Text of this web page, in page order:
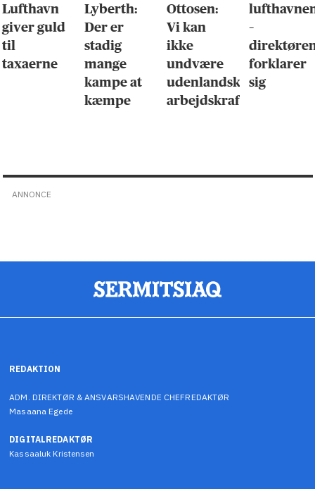
Lufthavn
giver guld
til
taxaerne
Lyberth:
Der er
stadig
mange
kampe at
kæmpe
Ottosen:
Vi kan
ikke
undvære
udenlandsk
arbejdskraft
–
forklarer
sig
ANNONCE
REDAKTION
ADM. DIREKTØR & ANSVARSHAVENDE CHEFREDAKTØR
Masaana Egede
DIGITALREDAKTØR
Kassaaluk Kristensen